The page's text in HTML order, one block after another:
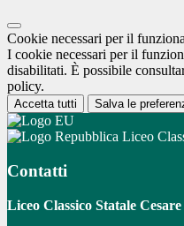
Cookie necessari per il
I cookie necessari per il
disabilitati. È possibile
policy.
Accetta tutti Salva le
Liceo
Contatti
Liceo Classico Statale